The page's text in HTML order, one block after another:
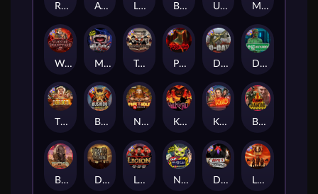
Kill Em All Blood Diamond
Nexus Fire In The Hole xBomb
Dead Men Walking
Munchies
Apocalypse Super xNudge Bangkok Hilton
Nexus Outsourced
Tombstone No Mercy
Roadkill
Kiss My Chainsaw
Land of the Free
Warrior Graveyard xNudge
Little Bighorn
Devil's Crossroad
Possessed
Legion X
Disturbed
Buffalo Hunter
Misery Mining
Bushido Way xNudge
D Day
The Border
Ugliest Catch